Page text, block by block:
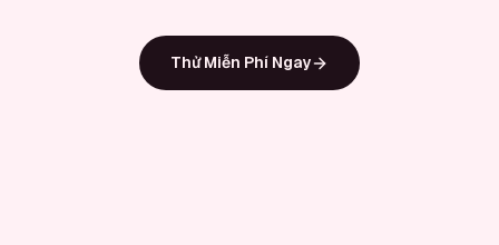
Thử Miễn Phí Ngay